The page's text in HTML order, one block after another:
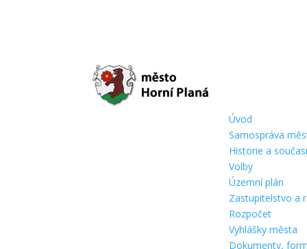
Úvod
Samospráva
Historie a
Volby
Územní plán
Zastupitelstvo a
Rozpočet
Vyhlášky města
Dokumenty,